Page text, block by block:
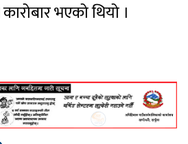
भएको थियो ।